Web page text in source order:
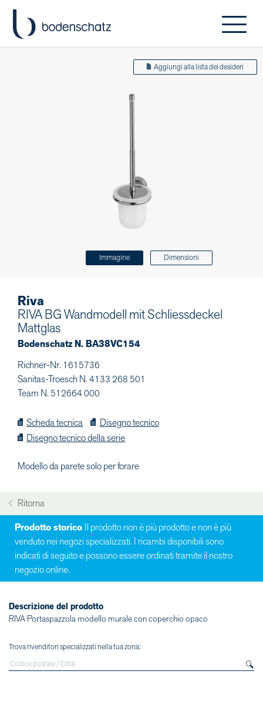
Immagine Dimensioni
Aggiungi alla lista dei desideri
Riva
RIVA BG Wandmodell mit Schliessdeckel
Mattglas
Bodenschatz N. BA38VC154
Richner-Nr. 1615736
Sanitas-Troesch N. 4133 268 501
Team N. 512664 000
Scheda tecnica
Disegno tecnico
Disegno tecnico della serie
Modello da parete solo per forare
Ritorna
Prodotto storico Il prodotto non è più prodotto e non è più
venduto nei negozi specializzati. I ricambi disponibili sono
indicati di seguito e possono essere ordinati tramite il nostro
negozio online.
Descrizione del prodotto
RIVA Portaspazzola modello murale con coperchio opaco
Trova rivenditori specializzati nella tua zona: